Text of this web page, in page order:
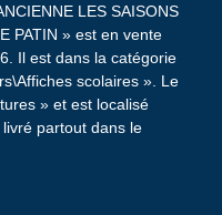
LES SAISONS
PATIN » est en vente
Il est dans la catégorie
scolaires ». Le
» et est localisé
partout dans le